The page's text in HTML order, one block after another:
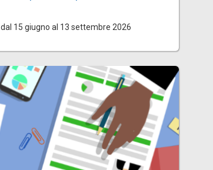
15 giugno al 13 settembre 2026